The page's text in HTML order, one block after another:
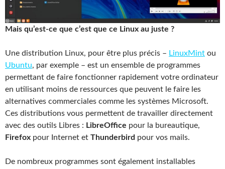
Mais qu’est-ce que c’est que ce Linux au juste ?
Une distribution Linux, pour être plus précis – LinuxMint ou
Ubuntu, par exemple – est un ensemble de programmes
permettant de faire fonctionner rapidement votre ordinateur
en utilisant moins de ressources que peuvent le faire les
alternatives commerciales comme les systèmes Microsoft.
Ces distributions vous permettent de travailler directement
avec des outils Libres : LibreOffice pour la bureautique,
Firefox pour Internet et Thunderbird pour vos mails.
De nombreux programmes sont également installables